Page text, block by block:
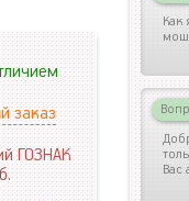
заказ
ГОЗНАК
Как
Вас